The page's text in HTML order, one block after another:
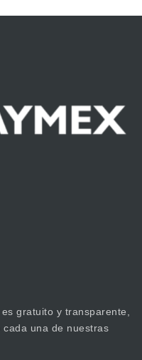
gratuito y transparente,
una de nuestras